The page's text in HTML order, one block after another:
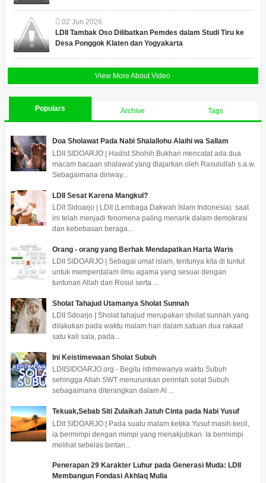
02 Jun 2026
LDII Tambak Oso Dilibatkan Pemdes dalam Studi Tiru ke
Desa Ponggok Klaten dan Yogyakarta
View More About Video
Populars Archive Tags
Doa Sholawat Pada Nabi Shalallohu Alaihi wa Sallam
LDII SIDOARJO | Hadist Shohih Bukhari mencatat ada dua
macam bacaan shalawat yang diajarkan oleh Rasulullah s.a.w.
Sebagaimana diriway...
LDII Sesat Karena Mangkul?
LDII Sidoarjo | LDII (Lembaga Dakwah Islam Indonesia) saat
ini telah menjadi fenomena paling menarik dalam demokrasi
dan kebebasan beraga...
Orang - orang yang Berhak Mendapatkan Harta Waris
LDII SIDOARJO | Sebagai umat islam, tentunya kita di tuntut
untuk memperdalam ilmu agama yang sesuai dengan
tuntunan Allah dan Rosul serta ...
Sholat Tahajud Utamanya Sholat Sunnah
LDII Sdoarjo | Sholat tahajud merupakan sholat sunnah yang
dilakukan pada waktu malam hari dalam satuan dua rakaat
satu kali sala, pada...
Ini Keistimewaan Sholat Subuh
LDIISIDOARJO.org - Begitu istimewanya waktu Subuh
sehingga Allah SWT menurunkan perintah solat Subuh
sebagaimana diterangkan dalam Al ...
Tekuak,Sebab Siti Zulaikah Jatuh Cinta pada Nabi Yusuf
LDII SIDOARJO | Pada suatu malam ketika Yusuf masih kecil,
ia bermimpi dengan mimpi yang menakjubkan. Ia bermimpi
melihat sebelas bintan...
Penerapan 29 Karakter Luhur pada Generasi Muda: LDII
Membangun Fondasi Akhlaq Mulia